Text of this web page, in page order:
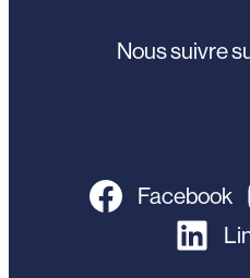
Nous suivre
Facebook